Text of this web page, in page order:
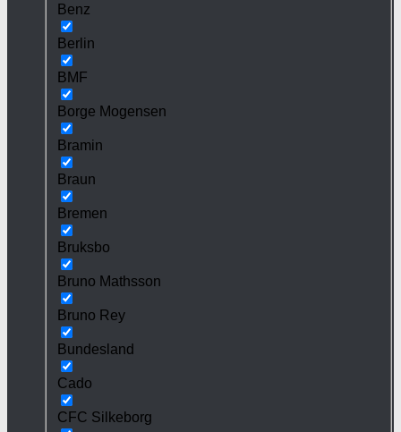
Benz
Berlin
BMF
Borge Mogensen
Bramin
Braun
Bremen
Bruksbo
Bruno Mathsson
Bruno Rey
Bundesland
Cado
CFC Silkeborg